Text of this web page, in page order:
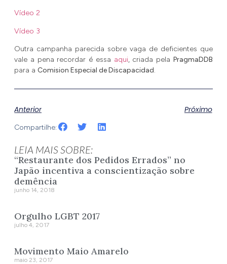
Vídeo 2
Vídeo 3
Outra campanha parecida sobre vaga de deficientes que
vale a pena recordar é essa aqui, criada pela PragmaDDB
para a Comision Especial de Discapacidad.
Anterior Próximo
Compartilhe:
LEIA MAIS SOBRE:
“Restaurante dos Pedidos Errados” no
Japão incentiva a conscientização sobre
demência
junho 14, 2018
Orgulho LGBT 2017
julho 4, 2017
Movimento Maio Amarelo
maio 23, 2017